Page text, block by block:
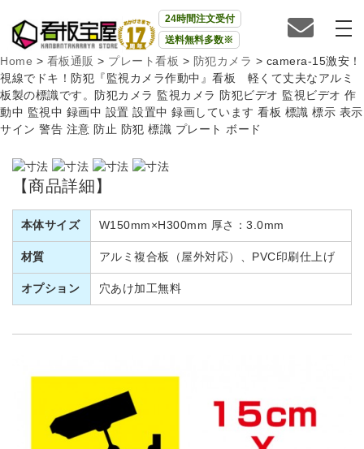
24時間注文受付
送料無料多数※
Home > 看板通販 > プレート看板 > 防犯カメラ > camera-15激安！
視線でドキ！防犯『監視カメラ作動中』看板 軽くて丈夫なアルミ
板製の標識です。防犯カメラ 監視カメラ 防犯ビデオ 監視ビデオ 作
動中 監視中 録画中 設置 設置中 録画しています 看板 標識 標示 表示
サイン 警告 注意 防止 防犯 標識 プレート ボード
【商品詳細】
本体サイズ W150mm×H300mm 厚さ：3.0mm
材質 アルミ複合板（屋外対応）、PVC印刷仕上げ
オプション 穴あけ加工無料